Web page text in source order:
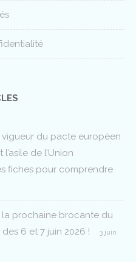
vigueur du pacte européen
de l’Union
fiches pour comprendre
la prochaine brocante du
6 et 7 juin 2026 !
3 juin